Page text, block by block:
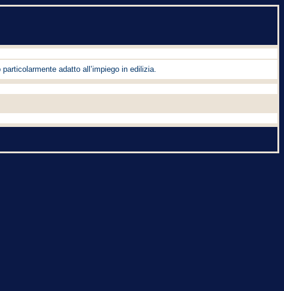
adatto all’impiego in edilizia.